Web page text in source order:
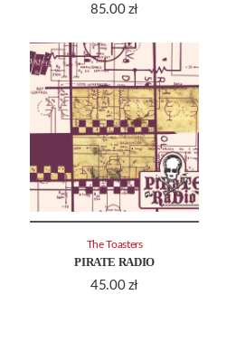
85.00 zł
PIRATE RADIO
45.00 zł
The Toasters